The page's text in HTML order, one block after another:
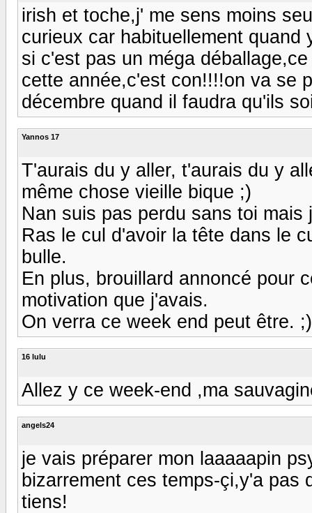
irish et toche,j' me sens moins
curieux car habituellement
si c'est pas un méga
cette année,c'est con!!!!on va se
décembre quand il faudra qu'ils
Yannos 17
T'aurais du y aller, t'aurais du y
même chose vieille bique ;)
Nan suis pas perdu sans toi mais
Ras le cul d'avoir la tête dans le
bulle.
En plus, brouillard annoncé pour
motivation que j'avais.
On verra ce week end peut être. ;)
16 lulu
Allez y ce week-end ,ma
angels24
je vais préparer mon laaaaapin
bizarrement ces temps-çi,y'a pas
tiens!